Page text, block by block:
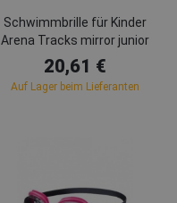
Schwimmbrille für Kinder
Arena Tracks mirror junior
20,61 €
Auf Lager beim Lieferanten